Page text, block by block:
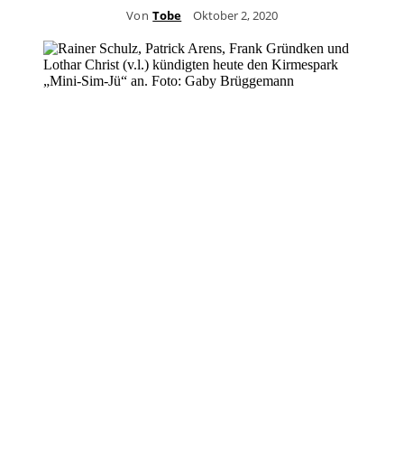
Von Tobe Oktober 2, 2020